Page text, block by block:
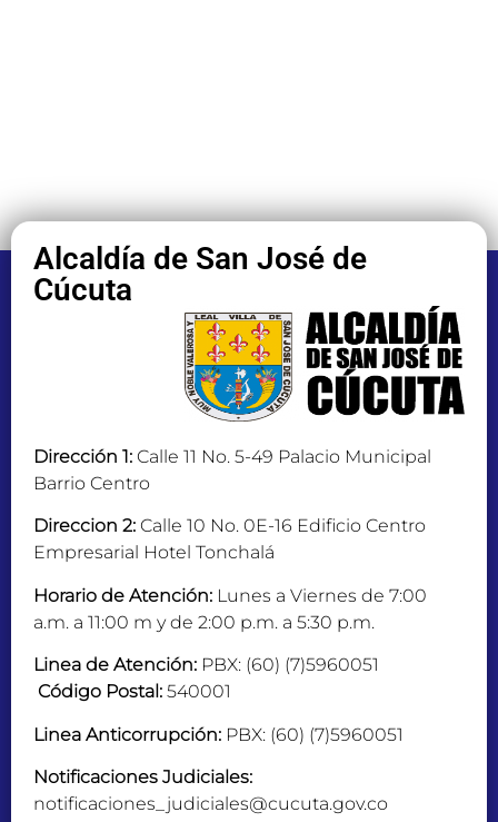
Alcaldía de San José de
Cúcuta
Dirección 1: Calle 11 No. 5-49 Palacio Municipal
Barrio Centro
Direccion 2: Calle 10 No. 0E-16 Edificio Centro
Empresarial Hotel Tonchalá
Horario de Atención: Lunes a Viernes de 7:00
a.m. a 11:00 m y de 2:00 p.m. a 5:30 p.m.
Linea de Atención: PBX: (60) (7)5960051
Código Postal: 540001
Linea Anticorrupción: PBX: (60) (7)5960051
Notificaciones Judiciales:
notificaciones_judiciales@cucuta.gov.co